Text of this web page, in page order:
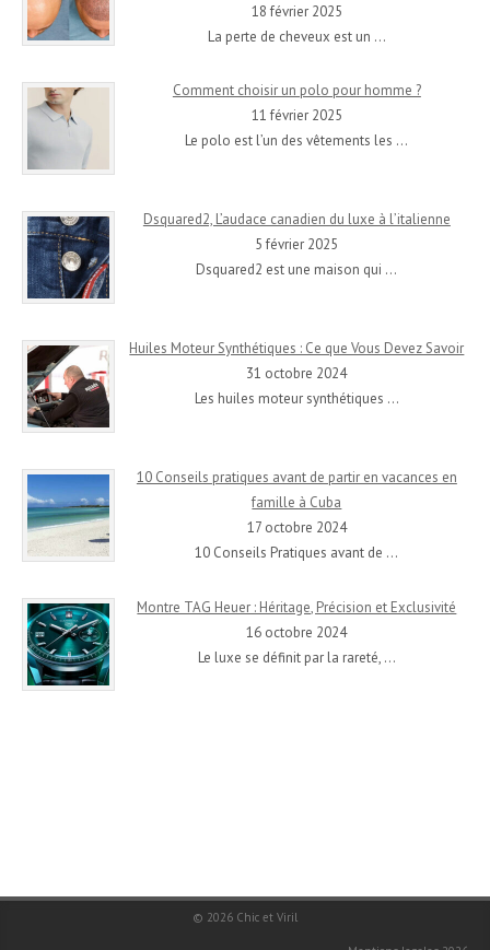
18 février 2025
La perte de cheveux est un …
Comment choisir un polo pour homme ?
11 février 2025
Le polo est l’un des vêtements les …
Dsquared2, L’audace canadien du luxe à l’italienne
5 février 2025
Dsquared2 est une maison qui …
Huiles Moteur Synthétiques : Ce que Vous Devez Savoir
31 octobre 2024
Les huiles moteur synthétiques …
10 Conseils pratiques avant de partir en vacances en
famille à Cuba
17 octobre 2024
10 Conseils Pratiques avant de …
Montre TAG Heuer : Héritage, Précision et Exclusivité
16 octobre 2024
Le luxe se définit par la rareté, …
© 2026 Chic et Viril